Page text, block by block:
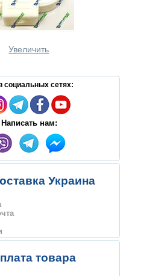
Увеличить
социальных сетях:
Написать нам:
Украина
товара